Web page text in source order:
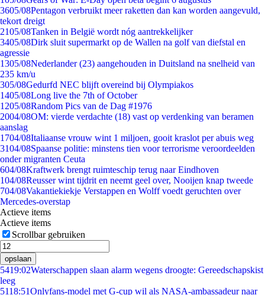
3605/08Pentagon verbruikt meer raketten dan kan worden aangevuld,
tekort dreigt
2105/08Tanken in België wordt nóg aantrekkelijker
3405/08Dirk sluit supermarkt op de Wallen na golf van diefstal en
agressie
1305/08Nederlander (23) aangehouden in Duitsland na snelheid van
235 km/u
305/08Gedurfd NEC blijft overeind bij Olympiakos
1405/08Long live the 7th of October
1205/08Random Pics van de Dag #1976
2004/08OM: vierde verdachte (18) vast op verdenking van beramen
aanslag
1704/08Italiaanse vrouw wint 1 miljoen, gooit kraslot per abuis weg
3104/08Spaanse politie: minstens tien voor terrorisme veroordeelden
onder migranten Ceuta
604/08Kraftwerk brengt ruimteschip terug naar Eindhoven
104/08Reusser wint tijdrit en neemt geel over, Nooijen knap tweede
704/08Vakantiekiekje Verstappen en Wolff voedt geruchten over
Mercedes-overstap
Actieve items
Actieve items
Scrollbar gebruiken
opslaan
5419:02Waterschappen slaan alarm wegens droogte: Gereedschapskist
leeg
5118:51Onlyfans-model met G-cup wil als NASA-ambassadeur naar